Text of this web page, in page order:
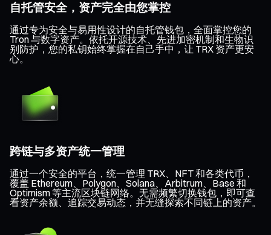
自托管安全，资产完全由您掌控
通过专为安全与易用性设计的自托管钱包，全面掌控您的
Tron 与数字资产。依托开源技术、先进加密机制和生物识
别防护，您的私钥始终掌握在自己手中，让 TRX 资产更安
心。
跨链与多资产统一管理
通过一个安全的平台，统一管理 TRX、NFT 和各类代币，
覆盖 Ethereum、Polygon、Solana、Arbitrum、Base 和
Optimism 等主流区块链网络。无需频繁切换钱包，即可查
看资产余额、追踪交易动态，并无缝探索不同链上的资产。